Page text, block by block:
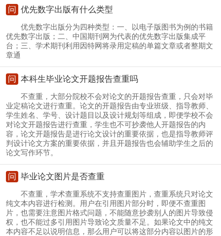
问 优先数字出版有什么类型
优先数字出版分为四种类型：一、以电子版图书为例的书籍
优先数字出版；二、中国期刊网为代表的优先数字出版集成平
台；三、学术期刊利用因特网将录用定稿的单篇文章或者整期文
章通
问 本科生毕业论文开题报告查重吗
不查重，大部分院校不会对论文的开题报告查重，只会对毕
业定稿论文进行查重。论文的开题报告由专业班级、指导教师、
学生姓名、学号、设计题目以及设计规划等组成，即便学校不会
对论文开题报告进行查重，学生也不可抄袭他人开题报告的内
容，论文开题报告是进行论文设计的重要依据，也是指导教师评
判设计论文方案的重要依据，并且开题报告也会辅助学生之后的
论文写作环节。
问 毕业论文图片是否查重
不查重，学术查重系统不支持查重图片，查重系统只对论文
纯文本内容进行检测。用户在引用图片部分时，即便不查重图
片，也需要注意图片格式问题，不能随意抄袭别人的图片导致侵
权，也不能过多引用图片导致论文质量不足。如果论文中的纯文
本内容不足以说明信息，那么用户可以将这部分内容以图片的形